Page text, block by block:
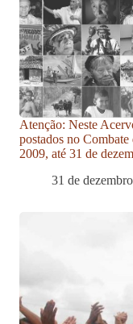
Atenção: Neste
postados no
2009, até 31 de
31 de